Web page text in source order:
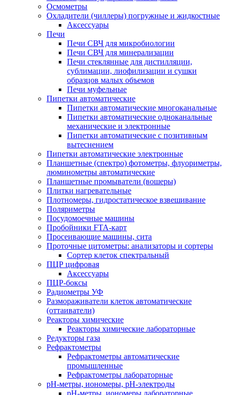
Осмометры
Охладители (чиллеры) погружные и жидкостные
Аксессуары
Печи
Печи СВЧ для микробиологии
Печи СВЧ для минерализации
Печи стеклянные для дистилляции,
сублимации, лиофилизации и сушки
образцов малых объемов
Печи муфельные
Пипетки автоматические
Пипетки автоматические многоканальные
Пипетки автоматические одноканальные
механические и электронные
Пипетки автоматические с позитивным
вытеснением
Пипетки автоматические электронные
Планшетные (спектро) фотометры, флуориметры,
люминометры автоматические
Планшетные промыватели (вошеры)
Плитки нагревательные
Плотномеры, гидростатическое взвешивание
Поляриметры
Посудомоечные машины
Пробойники FTA-карт
Просеивающие машины, сита
Проточные цитометры: анализаторы и сортеры
Сортер клеток спектральный
ПЦР цифровая
Аксессуары
ПЦР-боксы
Радиометры УФ
Размораживатели клеток автоматические
(оттаиватели)
Реакторы химические
Реакторы химические лабораторные
Редукторы газа
Рефрактометры
Рефрактометры автоматические
промышленные
Рефрактометры лабораторные
рН-метры, иономеры, рН-электроды
рН-метры, иономеры лабораторные